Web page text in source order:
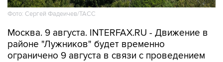
Фото: Сергей Фадеичев/ТАСС
Москва. 9 августа. INTERFAX.RU - Движение в
районе "Лужников" будет временно
ограничено 9 августа в связи с проведением